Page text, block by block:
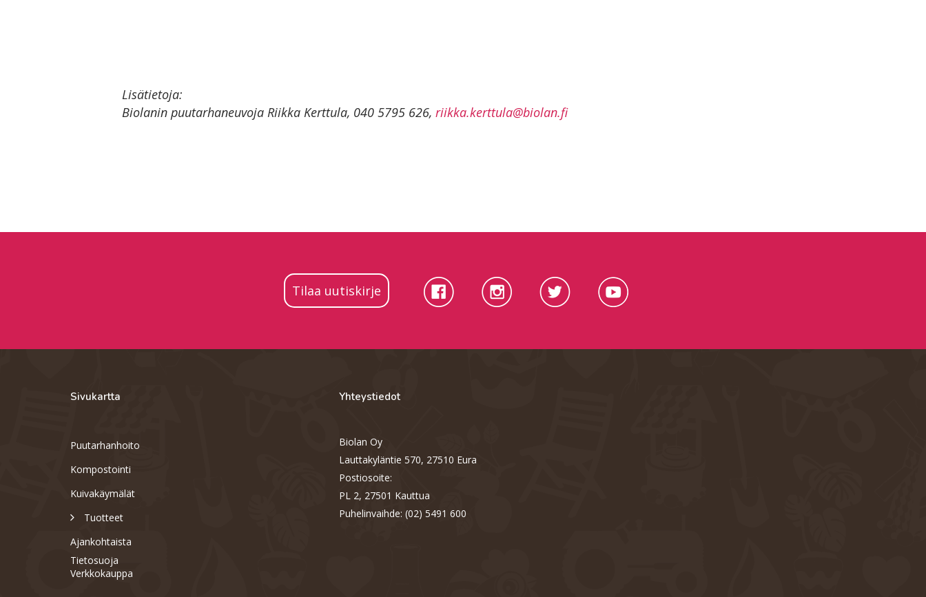
Lisätietoja:
Biolanin puutarhaneuvoja Riikka Kerttula, 040 5795 626, riikka.kerttula@biolan.fi
Tilaa uutiskirje
Sivukartta
Puutarhanhoito
Kompostointi
Kuivakäymälät
Tuotteet
Ajankohtaista
Tietosuoja
Verkkokauppa
Yhteystiedot
Biolan Oy
Lauttakyläntie 570, 27510 Eura
Postiosoite:
PL 2, 27501 Kauttua
Puhelinvaihde: (02) 5491 600